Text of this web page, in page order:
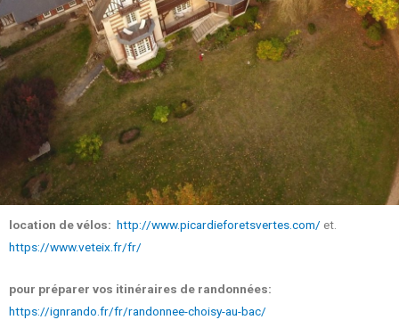
location de vélos: http://www.picardieforetsvertes.com/ et.
https://www.veteix.fr/fr/
pour préparer vos itinéraires de randonnées:
https://ignrando.fr/fr/randonnee-choisy-au-bac/